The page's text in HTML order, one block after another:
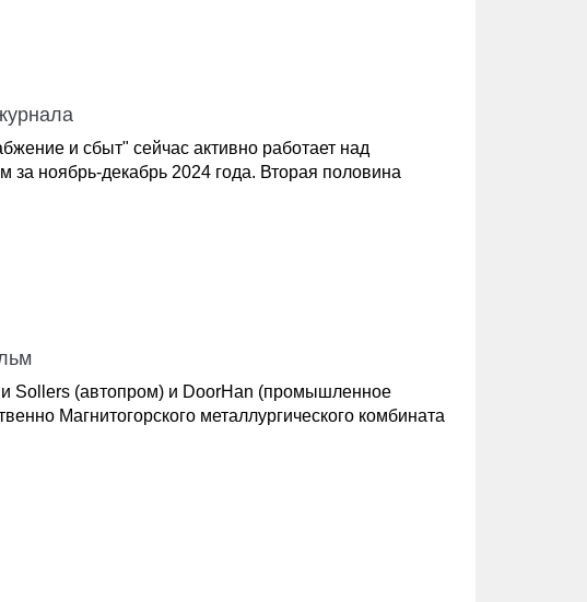
и сбыт" сейчас активно работает над
ноябрь-декабрь 2024 года. Вторая половина
Sollers (автопром) и DoorHan (промышленное
Магнитогорского металлургического комбината